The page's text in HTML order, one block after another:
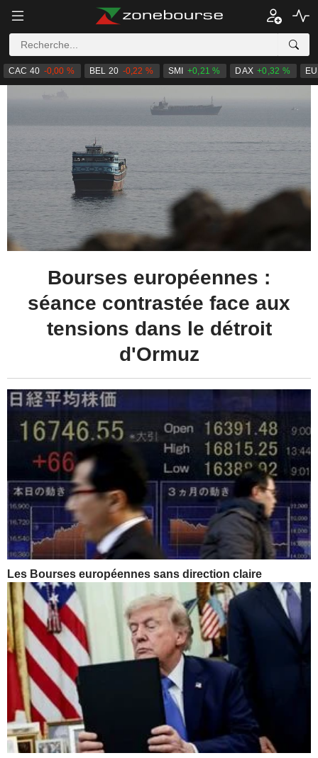
CAC 40 -0,00 % BEL 20 -0,22 % SMI +0,21 % DAX +0,32 %
Les Bourses européennes sans direction claire
Bourses européennes :
séance contrastée face aux
tensions dans le détroit
d'Ormuz